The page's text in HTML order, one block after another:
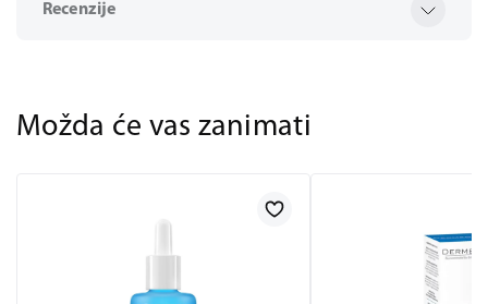
Recenzije
Možda će vas zanimati